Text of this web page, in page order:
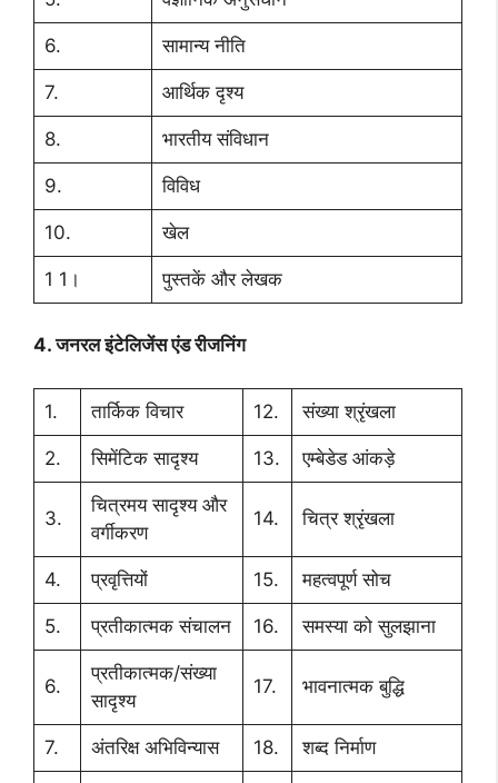
6. सामान्य नीति
7. आर्थिक दृश्य
8. भारतीय संविधान
9. विविध
10. खेल
1 1। पुस्तकें और लेखक
4. जनरल इंटेलिजेंस एंड रीजनिंग
1. तार्किक विचार 12. संख्या श्रृंखला
2. सिमेंटिक सादृश्य 13. एम्बेडेड आंकड़े
3.
चित्रमय सादृश्य और
वर्गीकरण
14. चित्र श्रृंखला
4. प्रवृत्तियों 15. महत्वपूर्ण सोच
5. प्रतीकात्मक संचालन 16. समस्या को सुलझाना
6.
प्रतीकात्मक/संख्या
सादृश्य
17. भावनात्मक बुद्धि
7. अंतरिक्ष अभिविन्यास 18. शब्द निर्माण